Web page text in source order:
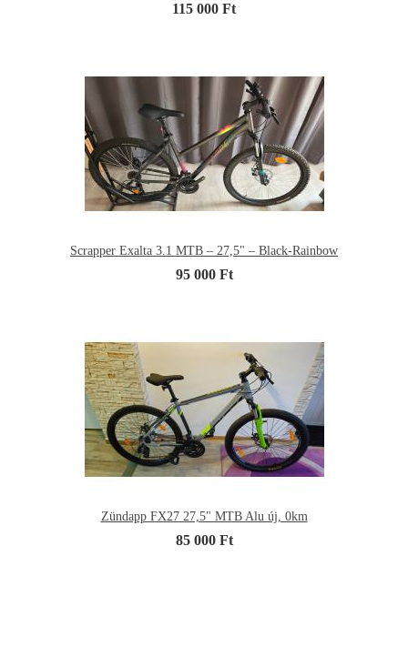
115 000 Ft
Scrapper Exalta 3.1 MTB – 27,5" – Black-Rainbow
95 000 Ft
Zündapp FX27 27,5" MTB Alu új, 0km
85 000 Ft